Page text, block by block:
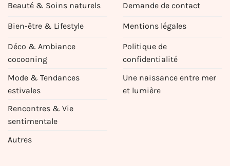
Beauté & Soins naturels
Bien-être & Lifestyle
Déco & Ambiance
cocooning
Mode & Tendances
estivales
Rencontres & Vie
sentimentale
Autres
Demande de contact
Mentions légales
Politique de
confidentialité
Une naissance entre mer
et lumière